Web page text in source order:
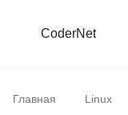
CoderNet
Главная Linux